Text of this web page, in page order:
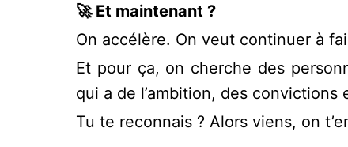
🚀 Et maintenant ?
On accélère. On veut continuer à
Et pour ça, on cherche des
qui a de l’ambition, des convictions
Tu te reconnais ? Alors viens, on